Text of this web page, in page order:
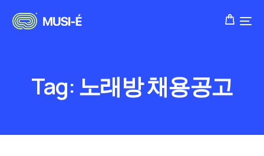
Tag:노래방 채용공고